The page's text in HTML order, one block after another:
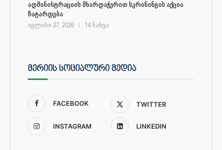
ადმინისტრაციის მხარდაჭერით სკრინინგის აქცია
ჩატარდება
ივლისი 27, 2026 14 ნახვა
ᲛᲔᲠᲘᲘᲡ ᲡᲝᲪᲘᲐᲚᲣᲠᲘ ᲛᲔᲓᲘᲐ
FACEBOOK TWITTER
INSTAGRAM LINKEDIN